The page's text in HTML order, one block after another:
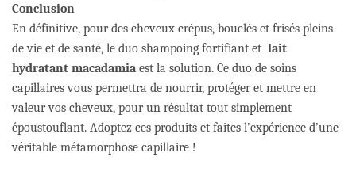
Conclusion
En définitive, pour des cheveux crépus, bouclés et frisés pleins
de vie et de santé, le duo shampoing fortifiant et lait
hydratant macadamia est la solution. Ce duo de soins
capillaires vous permettra de nourrir, protéger et mettre en
valeur vos cheveux, pour un résultat tout simplement
époustouflant. Adoptez ces produits et faites l’expérience d’une
véritable métamorphose capillaire !